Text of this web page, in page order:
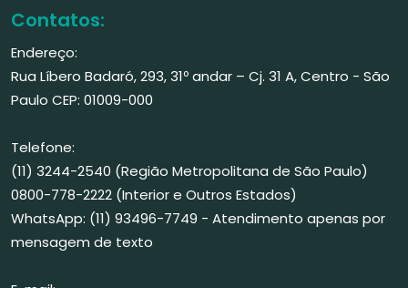
Contatos:
Endereço:
Rua Líbero Badaró, 293, 31º andar – Cj. 31 A, Centro - São
Paulo CEP: 01009-000
Telefone:
(11) 3244-2540 (Região Metropolitana de São Paulo)
0800-778-2222 (Interior e Outros Estados)
WhatsApp: (11) 93496-7749 - Atendimento apenas por
mensagem de texto